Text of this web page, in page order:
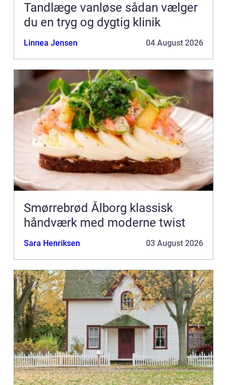
Tandlæge vanløse sådan vælger
du en tryg og dygtig klinik
Linnea Jensen 04 August 2026
Smørrebrød Ålborg klassisk
håndværk med moderne twist
Sara Henriksen 03 August 2026